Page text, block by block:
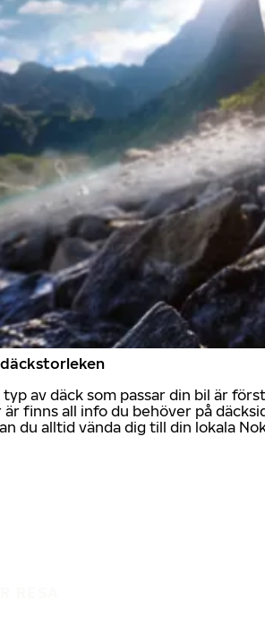
av däck som passar din bil är
finns all info du behöver på
du alltid vända dig till din lokala